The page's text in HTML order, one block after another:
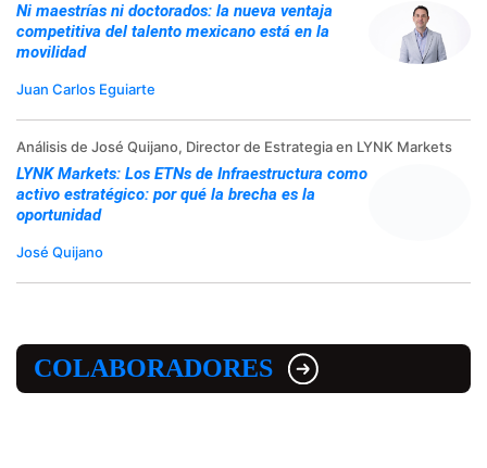
Ni maestrías ni doctorados: la nueva ventaja
competitiva del talento mexicano está en la
movilidad
Juan Carlos Eguiarte
Análisis de José Quijano, Director de Estrategia en LYNK Markets
LYNK Markets: Los ETNs de Infraestructura como
activo estratégico: por qué la brecha es la
oportunidad
José Quijano
COLABORADORES